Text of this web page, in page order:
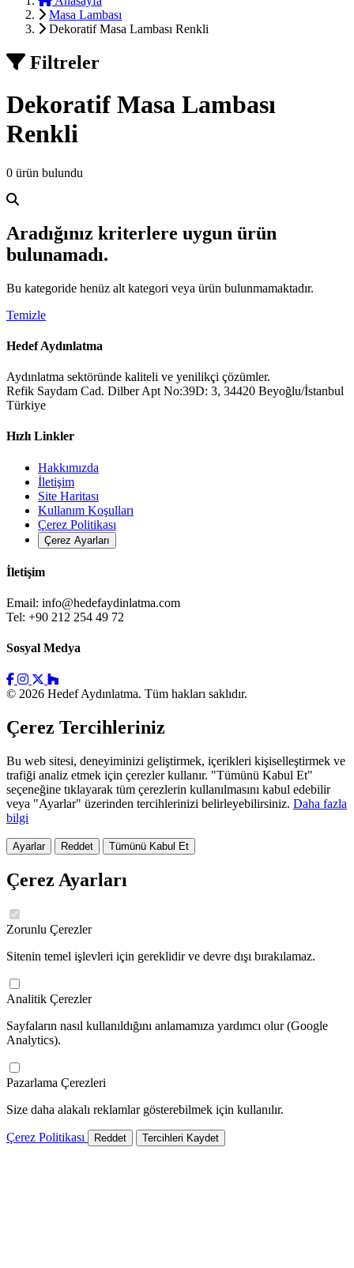
Masa Lambası
Dekoratif Masa Lambası Renkli
Filtreler
Dekoratif Masa Lambası
Renkli
0 ürün bulundu
Aradığınız kriterlere uygun ürün
bulunamadı.
Bu kategoride henüz alt kategori veya ürün bulunmamaktadır.
Temizle
Hedef Aydınlatma
Aydınlatma sektöründe kaliteli ve yenilikçi çözümler.
Refik Saydam Cad. Dilber Apt No:39D: 3, 34420 Beyoğlu/İstanbul
Türkiye
Hızlı Linkler
Hakkımızda
İletişim
Site Haritası
Kullanım Koşulları
Çerez Politikası
Çerez Ayarları
İletişim
Email: info@hedefaydinlatma.com
Tel: +90 212 254 49 72
Sosyal Medya
© 2026 Hedef Aydınlatma. Tüm hakları saklıdır.
Çerez Tercihleriniz
Bu web sitesi, deneyiminizi geliştirmek, içerikleri kişiselleştirmek ve
trafiği analiz etmek için çerezler kullanır. "Tümünü Kabul Et"
seçeneğine tıklayarak tüm çerezlerin kullanılmasını kabul edebilir
veya "Ayarlar" üzerinden tercihlerinizi belirleyebilirsiniz. Daha fazla
bilgi
Ayarlar Reddet Tümünü Kabul Et
Çerez Ayarları
Zorunlu Çerezler
Sitenin temel işlevleri için gereklidir ve devre dışı bırakılamaz.
Analitik Çerezler
Sayfaların nasıl kullanıldığını anlamamıza yardımcı olur (Google
Analytics).
Pazarlama Çerezleri
Size daha alakalı reklamlar gösterebilmek için kullanılır.
Çerez Politikası Reddet Tercihleri Kaydet